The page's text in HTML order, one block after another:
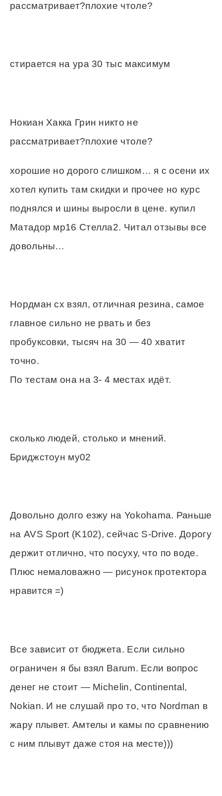
рассматривает?плохие чтоле?
стирается на ура 30 тыс максимум
Нокиан Хакка Грин никто не
рассматривает?плохие чтоле?
хорошие но дорого слишком… я с осени их
хотел купить там скидки и прочее но курс
поднялся и шины выросли в цене. купил
Матадор мр16 Стелла2. Читал отзывы все
довольны…
Нордман сх взял, отличная резина, самое
главное сильно не рвать и без
пробуксовки, тысяч на 30 — 40 хватит
точно.
По тестам она на 3- 4 местах идёт.
сколько людей, столько и мнений.
Бриджстоун му02
Довольно долго езжу на Yokohama. Раньше
на AVS Sport (K102), сейчас S-Drive. Дорогу
держит отлично, что посуху, что по воде.
Плюс немаловажно — рисунок протектора
нравится =)
Все зависит от бюджета. Если сильно
ограничен я бы взял Barum. Если вопрос
денег не стоит — Michelin, Continental,
Nokian. И не слушай про то, что Nordman в
жару плывет. Амтелы и камы по сравнению
с ним плывут даже стоя на месте)))